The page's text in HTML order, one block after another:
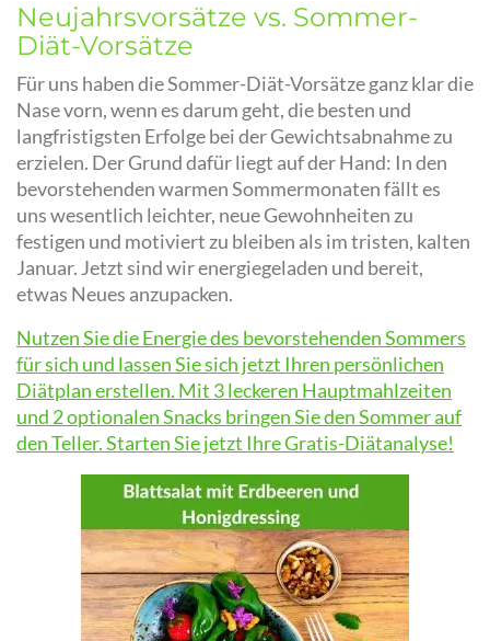
Neujahrsvorsätze vs. Sommer-
Diät-Vorsätze
Für uns haben die Sommer-Diät-Vorsätze ganz klar die
Nase vorn, wenn es darum geht, die besten und
langfristigsten Erfolge bei der Gewichtsabnahme zu
erzielen. Der Grund dafür liegt auf der Hand: In den
bevorstehenden warmen Sommermonaten fällt es
uns wesentlich leichter, neue Gewohnheiten zu
festigen und motiviert zu bleiben als im tristen, kalten
Januar. Jetzt sind wir energiegeladen und bereit,
etwas Neues anzupacken.
Nutzen Sie die Energie des bevorstehenden Sommers
für sich und lassen Sie sich jetzt Ihren persönlichen
Diätplan erstellen. Mit 3 leckeren Hauptmahlzeiten
und 2 optionalen Snacks bringen Sie den Sommer auf
den Teller. Starten Sie jetzt Ihre Gratis-Diätanalyse!